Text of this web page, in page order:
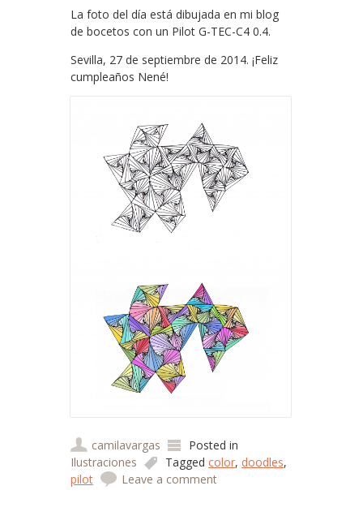
La foto del día está dibujada en mi blog
de bocetos con un Pilot G-TEC-C4 0.4.
Sevilla, 27 de septiembre de 2014. ¡Feliz
cumpleaños Nené!
camilavargas
Posted in
Ilustraciones
Taggedcolor, doodles,
pilot
Leave a comment